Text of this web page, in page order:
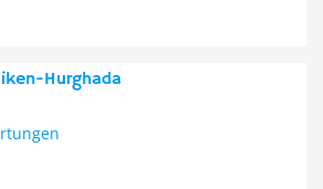
Hurghada